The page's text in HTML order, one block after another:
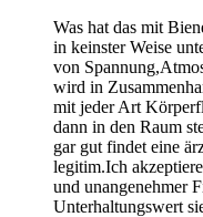
Was hat das mit
in keinster Weise
von
wird in
mit jeder Art
dann in den Raum
gar gut findet eine
legitim.Ich
und unangenehmer
Unterhaltungswert